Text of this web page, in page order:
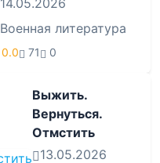
14.05.2026
Военная литература
0.0 71 0
Выжить.
Вернуться.
Отмстить
13.05.2026